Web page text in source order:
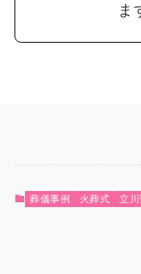
ま
葬儀事例 火葬式 立